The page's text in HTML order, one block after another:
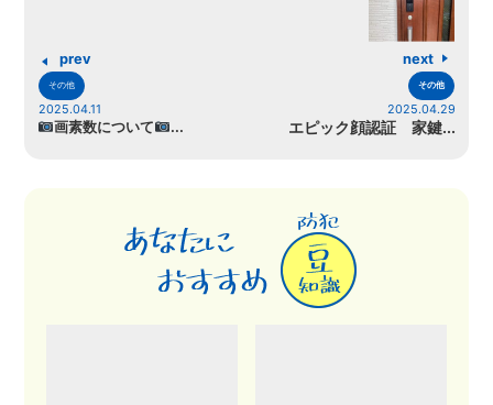
prev
その他
2025.04.11
画素数について ...
next
その他
2025.04.29
エピック顔認証 家鍵...